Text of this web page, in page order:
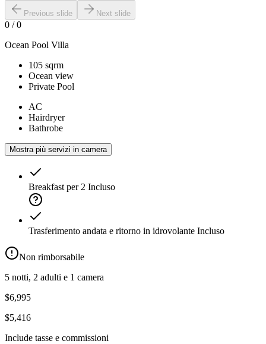
Previous slide Next slide
0 /0
Ocean Pool Villa
105 sqrm
Ocean view
Private Pool
AC
Hairdryer
Bathrobe
Mostra più servizi in camera
Breakfast per 2 Incluso
Trasferimento andata e ritorno in idrovolante Incluso
Non rimborsabile
5 notti, 2 adulti e 1 camera
$6,995
$5,416
Include tasse e commissioni